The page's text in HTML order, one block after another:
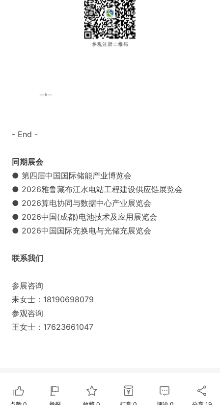
- End -
同期展会
● 第四届中国国际储能产业博览会
● 2026雅鲁藏布江水电站工程建设供应链展览会
● 2026算电协同与数据中心产业展览会
● 2026中国(成都)电池技术及应用展览会
● 2026中国国际充换电与光储充展览会
联系我们
参展咨询
耒女士：18190698079
参观咨询
王女士：17623661047